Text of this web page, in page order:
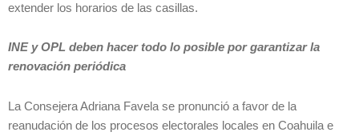
extender los horarios de las casillas.
INE y OPL deben hacer todo lo posible por garantizar la
renovación periódica
La Consejera Adriana Favela se pronunció a favor de la
reanudación de los procesos electorales locales en Coahuila e